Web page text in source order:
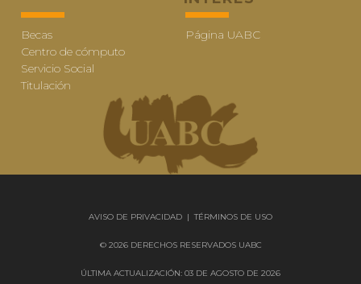
Becas
Centro de cómputo
Servicio Social
Titulación
Página UABC
AVISO DE PRIVACIDAD | TÉRMINOS DE USO
© 2026 DERECHOS RESERVADOS UABC
ÚLTIMA ACTUALIZACIÓN: 03 DE AGOSTO DE 2026